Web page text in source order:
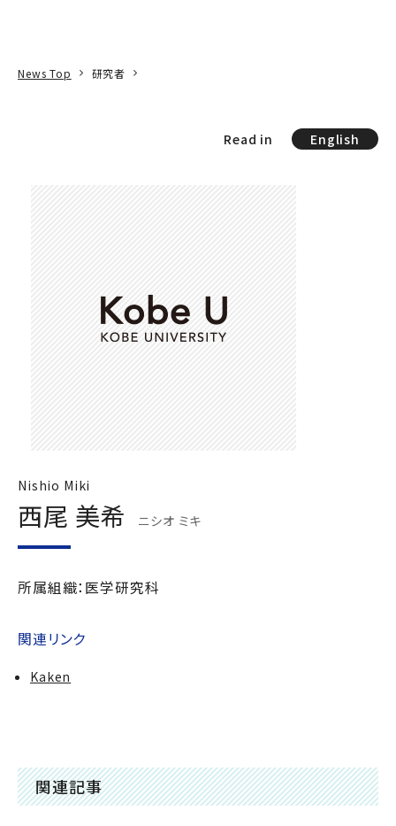
News Top 研究者
Read in English
Nishio Miki
西尾 美希 ニシオ ミキ
所属組織：医学研究科
関連リンク
Kaken
関連記事